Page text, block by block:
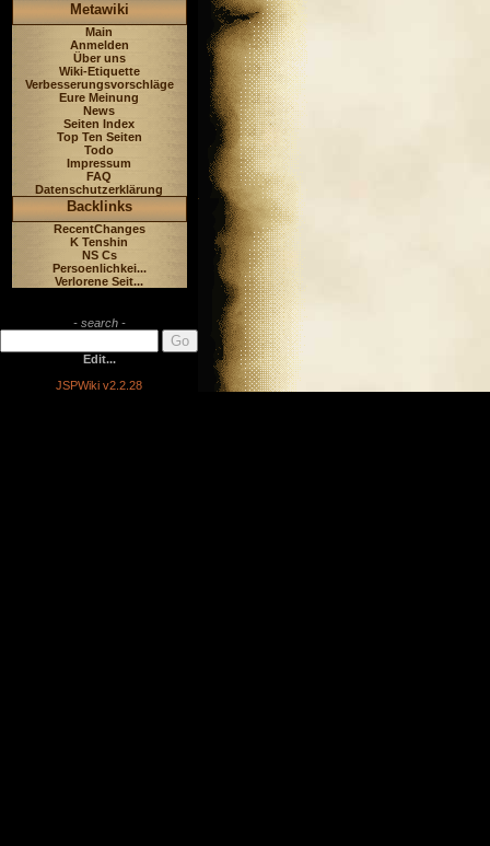
Metawiki
Main
Anmelden
Über uns
Wiki-Etiquette
Verbesserungsvorschläge
Eure Meinung
News
Seiten Index
Top Ten Seiten
Todo
Impressum
FAQ
Datenschutzerklärung
Backlinks
RecentChanges
K Tenshin
NS Cs
Persoenlichkei...
Verlorene Seit...
- search -
Edit...
JSPWiki v2.2.28